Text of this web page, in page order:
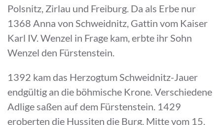
Polsnitz, Zirlau und Freiburg. Da als Erbe nur
1368 Anna von Schweidnitz, Gattin vom Kaiser
Karl IV. Wenzel in Frage kam, erbte ihr Sohn
Wenzel den Fürstenstein.
1392 kam das Herzogtum Schweidnitz-Jauer
endgültig an die böhmische Krone. Verschiedene
Adlige saßen auf dem Fürstenstein. 1429
eroberten die Hussiten die Burg. Mitte vom 15.